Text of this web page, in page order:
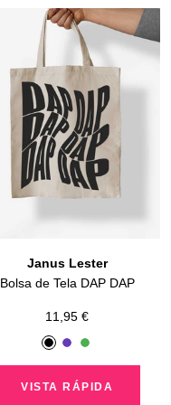
Janus Lester
Bolsa de Tela DAP DAP
Precio
de
11,95 €
N
e
g
M
o
r
V
e
r
VISTA RÁPIDA